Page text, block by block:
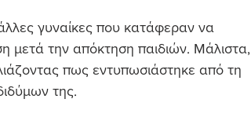
γυναίκες που κατάφεραν να
μετά την απόκτηση παιδιών. Μάλιστα,
πως εντυπωσιάστηκε από τη
της.